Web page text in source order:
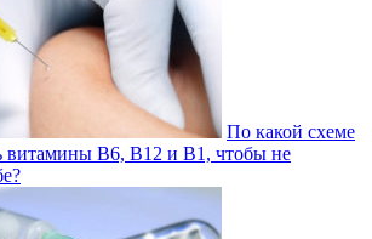
По какой схеме
витамины В6, В12 и В1, чтобы не